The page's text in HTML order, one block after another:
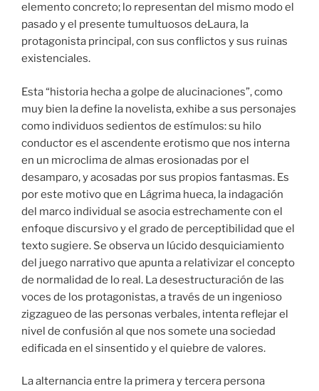
elemento concreto; lo representan del mismo modo el
pasado y el presente tumultuosos deLaura, la
protagonista principal, con sus conflictos y sus ruinas
existenciales.
Esta “historia hecha a golpe de alucinaciones”, como
muy bien la define la novelista, exhibe a sus personajes
como individuos sedientos de estímulos: su hilo
conductor es el ascendente erotismo que nos interna
en un microclima de almas erosionadas por el
desamparo, y acosadas por sus propios fantasmas. Es
por este motivo que en Lágrima hueca, la indagación
del marco individual se asocia estrechamente con el
enfoque discursivo y el grado de perceptibilidad que el
texto sugiere. Se observa un lúcido desquiciamiento
del juego narrativo que apunta a relativizar el concepto
de normalidad de lo real. La desestructuración de las
voces de los protagonistas, a través de un ingenioso
zigzagueo de las personas verbales, intenta reflejar el
nivel de confusión al que nos somete una sociedad
edificada en el sinsentido y el quiebre de valores.
La alternancia entre la primera y tercera persona